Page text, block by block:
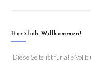
Herzlich Willkommen!
Diese Seite ist für alle